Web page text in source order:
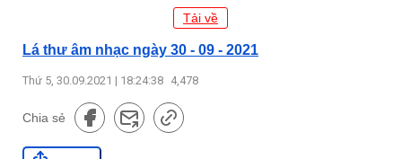
Tải về
Lá thư âm nhạc ngày 30 - 09 - 2021
Thứ 5, 30.09.2021 | 18:24:38 4,478
Chia sẻ